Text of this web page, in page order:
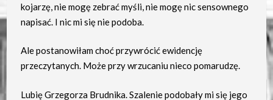
kojarzę, nie mogę zebrać myśli, nie mogę nic sensownego
napisać. I nic mi się nie podoba.
Ale postanowiłam choć przywrócić ewidencję
przeczytanych. Może przy wrzucaniu nieco pomarudzę.
Lubię Grzegorza Brudnika. Szalenie podobały mi się jego